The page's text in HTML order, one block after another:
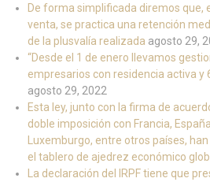
De forma simplificada diremos que,
venta, se practica una retención
de la plusvalía realizada agosto 29,
“Desde el 1 de enero llevamos
empresarios con residencia activa y
agosto 29, 2022
Esta ley, junto con la firma de
doble imposición con Francia,
Luxemburgo, entre otros países,
el tablero de ajedrez económico
La declaración del IRPF tiene que